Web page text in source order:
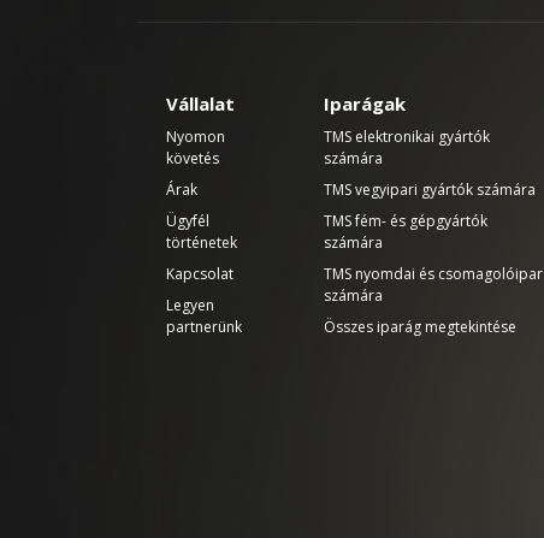
Vállalat
Nyomon
követés
Árak
Ügyfél
történetek
Kapcsolat
Legyen
partnerünk
Iparágak
TMS elektronikai gyártók
számára
TMS vegyipari gyártók számára
TMS fém- és gépgyártók
számára
TMS nyomdai és csomagolóipar
számára
Összes iparág megtekintése